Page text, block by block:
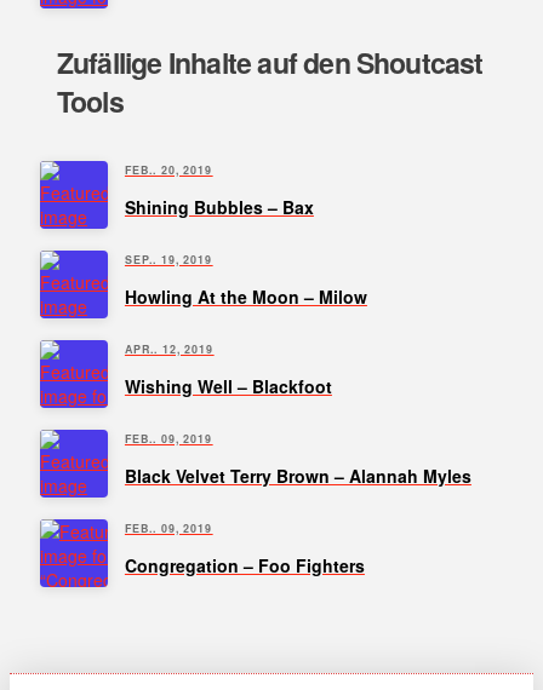
Zufällige Inhalte auf den Shoutcast
Tools
FEB.. 20, 2019
Shining Bubbles – Bax
SEP.. 19, 2019
Howling At the Moon – Milow
APR.. 12, 2019
Wishing Well – Blackfoot
FEB.. 09, 2019
Black Velvet Terry Brown – Alannah Myles
FEB.. 09, 2019
Congregation – Foo Fighters